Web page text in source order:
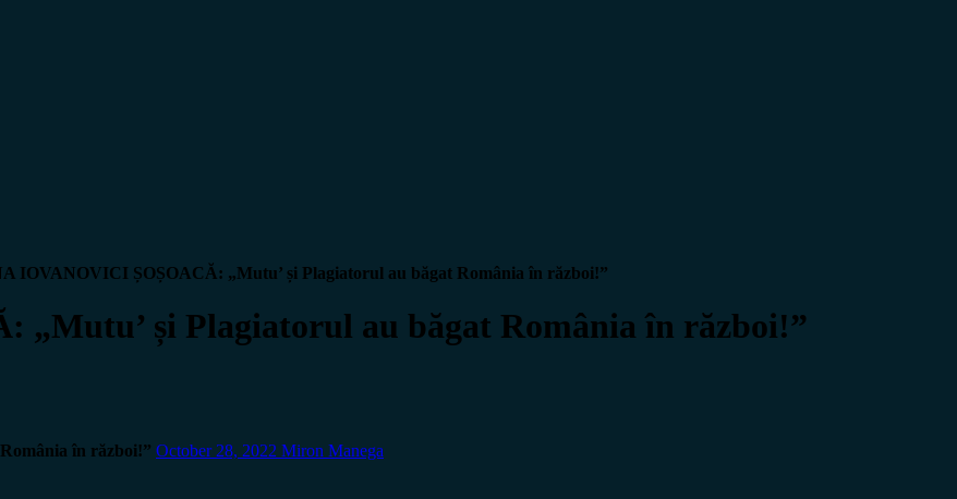
IOVANOVICI ȘOȘOACĂ: „Mutu’ și Plagiatorul au băgat România în război!”
„Mutu’ și Plagiatorul au băgat România în război!”
în război!” October 28, 2022 Miron Manega